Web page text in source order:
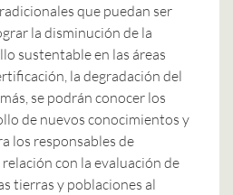
que puedan ser
la disminución de la
sustentable en las áreas
la degradación del
se podrán conocer los
de nuevos conocimientos y
los responsables de
con la evaluación de
tierras y poblaciones al